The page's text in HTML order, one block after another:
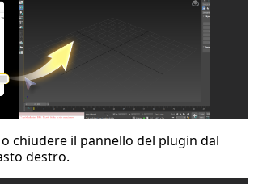
chiudere il pannello del plugin dal
destro.